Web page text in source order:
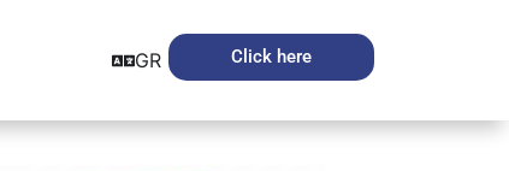
Click here
GR